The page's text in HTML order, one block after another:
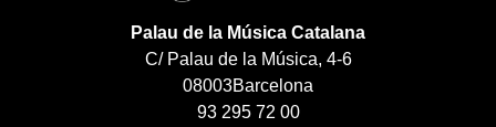
Palau de la Música Catalana
C/ Palau de la Música, 4-6
08003Barcelona
93 295 72 00